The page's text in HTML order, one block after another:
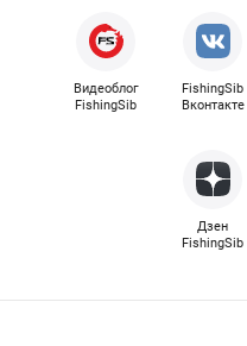
Видеоблог
FishingSib
FishingSib
Вконтакте
Дзен
FishingSib